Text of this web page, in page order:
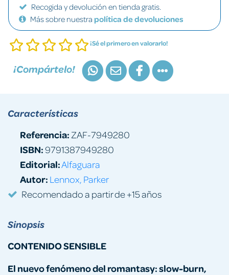
Recogida y devolución en tienda gratis.
Más sobre nuestra política de devoluciones
¡Sé el primero en valorarlo!
¡Compártelo!
Sinopsis
CONTENIDO SENSIBLE
El nuevofenómeno del romantasy:slow-burn,
Características
Referencia: ZAF-7949280
ISBN:9791387949280
Editorial:Alfaguara
Autor: Lennox, Parker
Recomendado a partir de +15 años